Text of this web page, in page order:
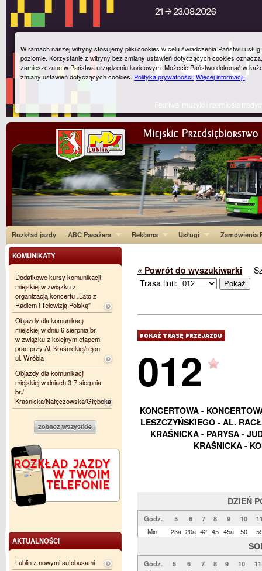
Rozkład jazdy ABC Pasażera Reklama Usługi Zamówienia
« Powrót do wyszukiwarki
Trasa linii:
012
KONCERTOWA -
LESZCZYŃSKIEGO - AL.
KRAŚNICKA - PARYSA -
KRAŚNICKA -
DZIEŃ
Godz. 5 6 7 8 9 10
Min.
23a 20a 42 45 45a 50
Godz. 5 6 7 8 9 10
11
KOMUNIKATY
Dodatkowe kursy komunikacji
miejskiej w związku z
organizacją koncertu „Lato z
Radiem i Telewizją Polską”
Objazdy dla komunikacji
miejskiej w dniu 6 sierpnia br.
w związku z kolejnym etapem
prac przy Al. Kraśnickiej/rejon
ul. Wróbla
Objazdy dla komunikacji
miejskiej w dniach 3-7 sierpnia
br./
Kraśnicka/Nałęczowska/Głęboka
AKTUALNOŚCI
Lublin z nowymi autobusami
W ramach naszej witryny stosujemy pliki cookies w celu świadczenia Państwu
poziomie. Korzystanie z witryny bez zmiany ustawień dotyczących cookies
zamieszczane w Państwa urządzeniu końcowym. Możecie Państwo dokonać w
zmiany ustawień dotyczących cookies. Polityka prywatności.Więcej informacji.